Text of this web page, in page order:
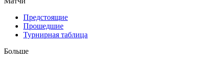
Предстоящие
Прошедшие
Турнирная таблица
Больше